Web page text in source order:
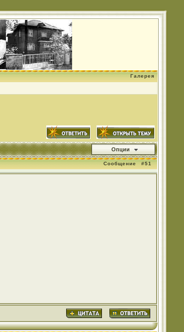
Галерея
Опции
Сообщение #51